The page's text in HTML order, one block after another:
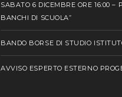
SABATO 6 DICEMBRE ORE 16:00 –
BANCHI DI SCUOLA”
BANDO BORSE DI STUDIO
AVVISO ESPERTO ESTERNO